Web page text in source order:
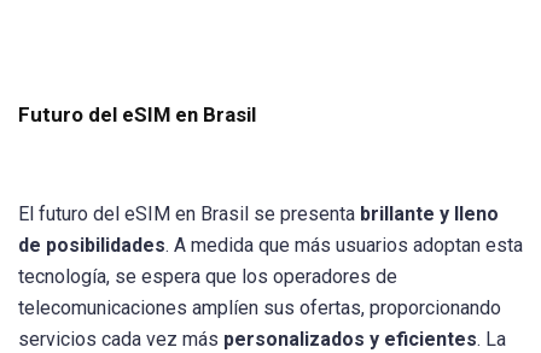
Futuro del eSIM en Brasil
El futuro del eSIM en Brasil se presenta brillante y lleno
de posibilidades. A medida que más usuarios adoptan esta
tecnología, se espera que los operadores de
telecomunicaciones amplíen sus ofertas, proporcionando
servicios cada vez más personalizados y eficientes. La